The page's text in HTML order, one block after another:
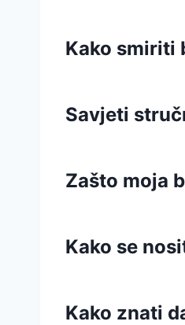
Kako smiriti
Savjeti
Zašto moja
Kako se
Kako znati